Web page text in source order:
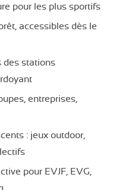
pour les plus sportifs
accessibles dès le
des stations
entreprises,
: jeux outdoor,
pour EVJF, EVG,